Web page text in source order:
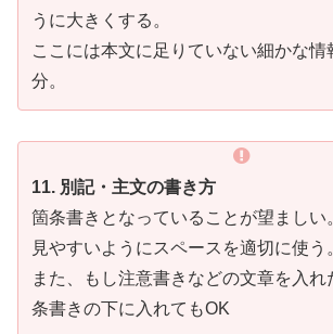
うに大きくする。
ここには本文に足りていない細かな情
分。
11. 別記・主文の書き方
箇条書きとなっていることが望ましい
見やすいようにスペースを適切に使う
また、もし注意書きなどの文章を入
条書きの下に入れてもOK